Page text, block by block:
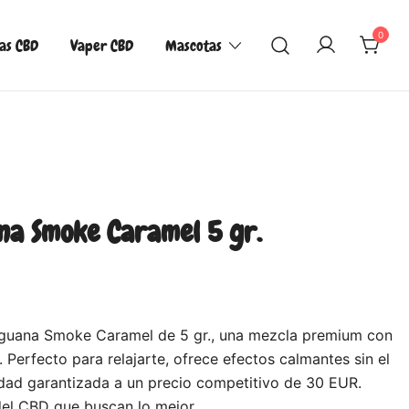
CBD Vaper CBD Mascotas
0
Smoke Caramel 5 gr.
Smoke Caramel de 5 gr., una mezcla premium con
Perfecto para relajarte, ofrece efectos calmantes sin el
garantizada a un precio competitivo de 30 EUR.